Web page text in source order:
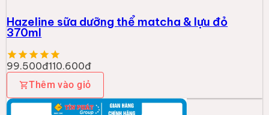
Hazeline sữa dưỡng thể matcha & lựu đỏ
370ml
99.500đ110.600đ
Thêm vào giỏ